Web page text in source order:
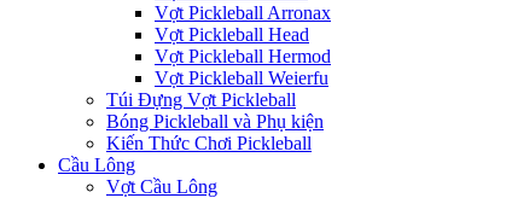
Vợt Pickleball Arronax
Vợt Pickleball Head
Vợt Pickleball Hermod
Vợt Pickleball Weierfu
Túi Đựng Vợt Pickleball
Bóng Pickleball và Phụ kiện
Kiến Thức Chơi Pickleball
Cầu Lông
Vợt Cầu Lông